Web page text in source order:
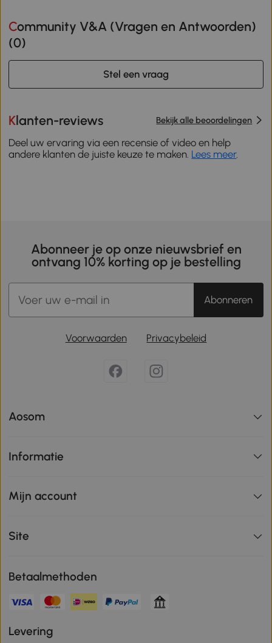
Community V&A (Vragen en Antwoorden)
(0)
Stel een vraag
Klanten-reviews Bekijk alle beoordelingen
Deel uw ervaring via een recensie of video en help
andere klanten de juiste keuze te maken. Lees meer.
Abonneer je op onze nieuwsbrief en
ontvang 10% korting op je bestelling
Abonneren
Voorwaarden Privacybeleid
Aosom
Informatie
Mijn account
Site
Betaalmethoden
Levering